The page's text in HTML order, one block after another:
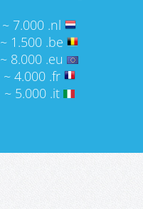
~ 7.000 .nl
~ 1.500 .be
~ 8.000 .eu
~ 4.000 .fr
~ 5.000 .it